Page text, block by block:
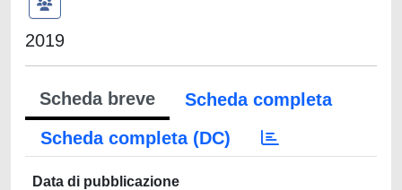
2019
Scheda breve
Scheda completa
Scheda completa (DC)
Data di pubblicazione